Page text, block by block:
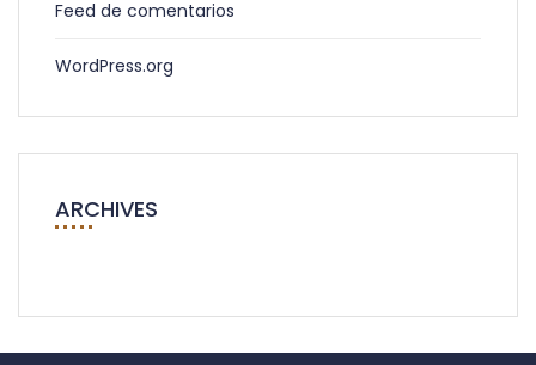
Feed de comentarios
WordPress.org
ARCHIVES